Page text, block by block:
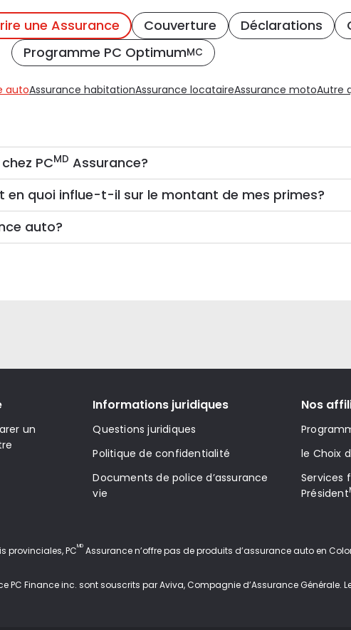
une Assurance Couverture Déclarations
Programme PC OptimumMC
autoAssurance habitationAssurance locataireAssurance motoAutre
PCMD Assurance?
en quoi influe-t-il sur le montant de mes primes?
auto?
un
Informations juridiques
Questions juridiques
Politique de confidentialité
Documents de police d’assurance
vie
Nos
le Choix
Services
Président
provinciales, PCMD Assurance n’offre pas de produits d’assurance auto en
Finance inc. sont souscrits par Aviva, Compagnie d’Assurance Générale.